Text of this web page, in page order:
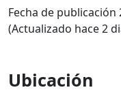
Fecha de publicación
(Actualizado hace 2
Ubicación